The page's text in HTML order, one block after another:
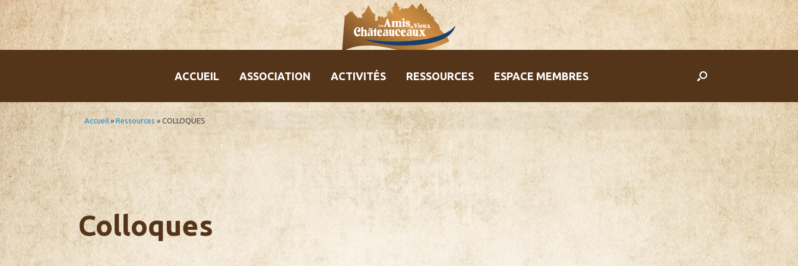
Skip
to
content
ACCUEIL ASSOCIATION ACTIVITÉS RESSOURCES ESPACE MEMBRES
Accueil»Ressources » COLLOQUES
Colloques